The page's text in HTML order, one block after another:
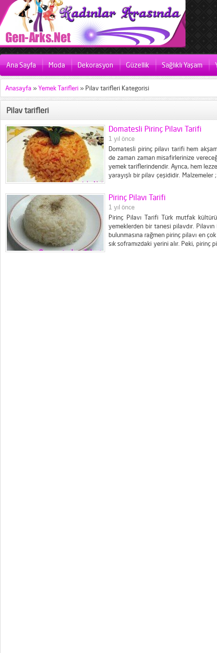
Ana Sayfa Moda Dekorasyon Güzellik Sağlıklı Yaşam
Anasayfa »Yemek Tarifleri » Pilav tarifleri Kategorisi
Pilav tarifleri
Domatesli Pirinç Pilavı Tarifi
1 yıl önce
Domatesli pirinç pilavı tarifi hem
de zaman zaman misafirlerinize
yemek tariflerindendir. Ayrıca, hem
yarayışlı bir pilav çeşididir. Malzemeler
Pirinç Pilavı Tarifi
1 yıl önce
Pirinç Pilavı Tarifi Türk mutfak
yemeklerden bir tanesi pilavdır.
bulunmasına rağmen pirinç pilavı en
sık soframızdaki yerini alır. Peki, pirinç